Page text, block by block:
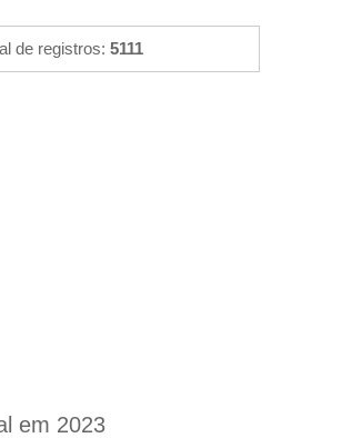
de registros: 5111
em 2023